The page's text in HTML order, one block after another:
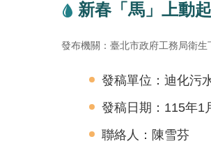
新春「馬」上動
發布機關：臺北市政府工務局衛生
發稿單位：迪化污
發稿日期：115年1
聯絡人：陳雪芬